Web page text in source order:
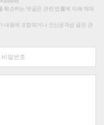
훼손하는 댓글은 관련 법률에 의해 제재
내용에 포함되거나 인신공격성 글은 관